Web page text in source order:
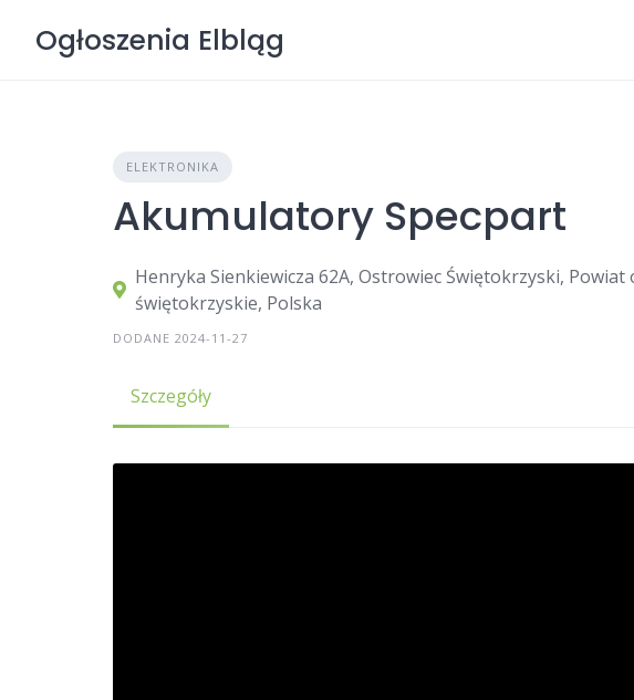
content
Ogłoszenia Elbląg
ELEKTRONIKA
Akumulatory Specpart
Henryka Sienkiewicza 62A, Ostrowiec Świętokrzyski,
świętokrzyskie, Polska
DODANE 2024-11-27
Szczegóły